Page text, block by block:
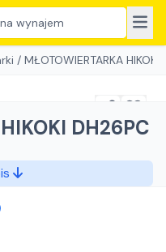
wynajem
/ MŁOTOWIERTARKA HIKOKI
DH26PC